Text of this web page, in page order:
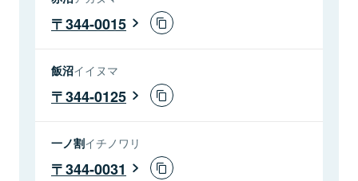
344-0015
飯沼イイヌマ
344-0125
一ノ割イチノワリ
344-0031